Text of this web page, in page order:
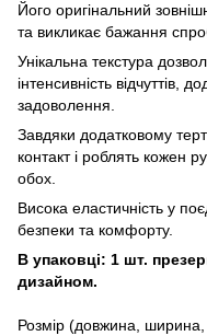
Його оригінальний
та викликає бажання
Унікальна текстура
інтенсивність відчуттів,
задоволення.
Завдяки додатковому
контакт і роблять кожен
обох.
Висока еластичність у
безпеки та комфорту.
В упаковці: 1 шт.
дизайном.
Розмір (довжина,